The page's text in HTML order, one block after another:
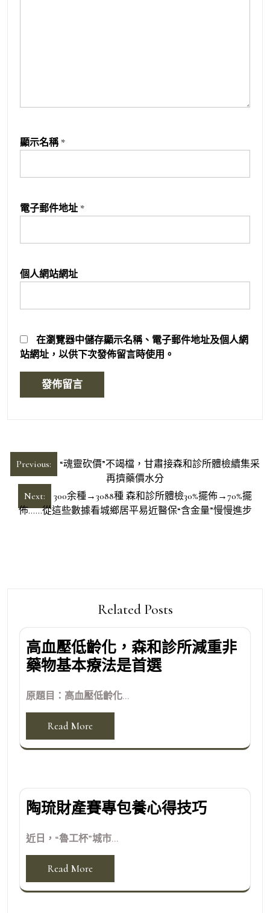
顯示名稱 *
電子郵件地址 *
個人網站網址
在瀏覽器中儲存顯示名稱、電子郵件地址及個人網
站網址，以供下次發佈留言時使用。
文
章
覽
Previous:
“魂靈砍價”不竭檔，甘肅接森和診所體檢續集采
再擠藥價水分
Next:
300余種→3088種 森和診所體檢30%擺佈→70%擺
佈……從這些數據看城鄉居平易近醫保“含金量”慢慢進步
Related Posts
高血壓低齡化，森和診所減重非
藥物基本療法是首選
原題目：高血壓低齡化...
Read More
陶琉財產賽專包養心得技巧
近日，“魯工杯”城市...
Read More